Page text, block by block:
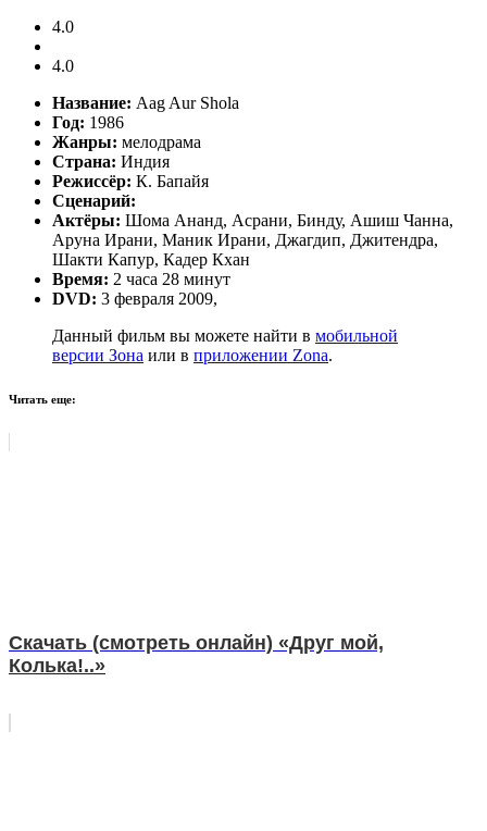
4.0
4.0
Название: Aag Aur Shola
Год: 1986
Жанры: мелодрама
Страна: Индия
Режиссёр: К. Бапайя
Сценарий:
Актёры: Шома Ананд, Асрани, Бинду, Ашиш Чанна,
Аруна Ирани, Маник Ирани, Джагдип, Джитендра,
Шакти Капур, Кадер Кхан
Время: 2 часа 28 минут
DVD: 3 февраля 2009,
Данный фильм вы можете найти в мобильной
версии Зона или в приложении Zona.
Читать еще:
Скачать (смотреть онлайн) «Друг мой,
Колька!..»